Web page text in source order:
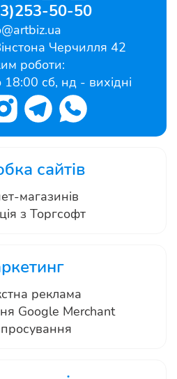
50-50
Черчилля 42
роботи:
сб, нд - вихідні
сайтів
магазинів
з Торгсофт
реклама
Google Merchant